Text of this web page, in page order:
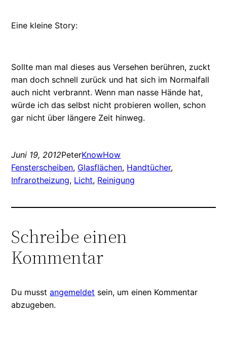
Eine kleine Story:
Sollte man mal dieses aus Versehen berühren, zuckt
man doch schnell zurück und hat sich im Normalfall
auch nicht verbrannt. Wenn man nasse Hände hat,
würde ich das selbst nicht probieren wollen, schon
gar nicht über längere Zeit hinweg.
Juni 19, 2012PeterKnowHow
Fensterscheiben, Glasflächen, Handtücher
Infrarotheizung, Licht, Reinigung
Schreibe einen
Kommentar
Du musstangemeldet sein, um einen Kommentar
abzugeben.